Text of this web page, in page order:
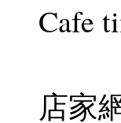
Cafe
店家